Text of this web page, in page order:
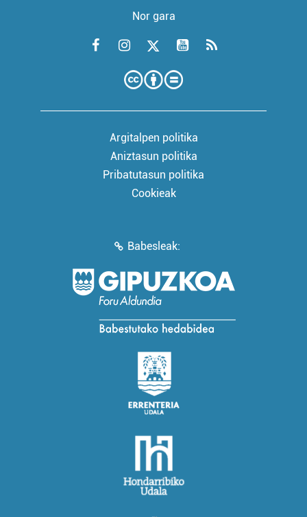
Nor gara
Argitalpen politika
Aniztasun politika
Pribatutasun politika
Cookieak
Babesleak: